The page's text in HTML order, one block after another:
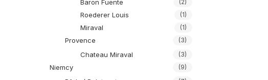
Baron Fuente (2)
Roederer Louis (1)
Miraval (1)
Provence (3)
Chateau Miraval (3)
Niemcy (9)